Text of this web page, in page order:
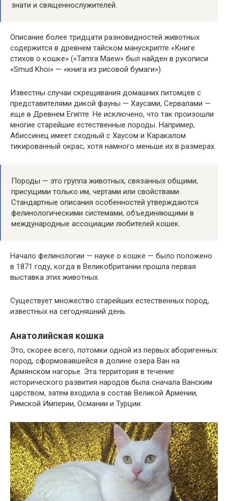
знати и священнослужителей.
Описание более тридцати разновидностей животных
содержится в древнем тайском манускрипте «Книге
стихов о кошке» («Tamra Maew» был найден в рукописи
«Smud Khoi» — «книга из рисовой бумаги»).
Известны случаи скрещивания домашних питомцев с
представителями дикой фауны — Хаусами, Сервалами —
еще в Древнем Египте. Не исключено, что так произошли
многие старейшие естественные породы. Например,
Абиссинец имеет сходный с Хаусом и Каракалом
тикированный окрас, хотя намного меньше их в размерах.
Породы — это группа животных, связанных общими,
присущими только им, чертами или свойствами.
Стандартные описания особенностей утверждаются
фелинологическими системами, объединяющими в
международные ассоциации любителей кошек.
Начало фелинологии — науке о кошке — было положено
в 1871 году, когда в Великобритании прошла первая
выставка этих животных.
Существует множество старейших естественных пород,
известных на сегодняшний день.
Анатолийская кошка
Это, скорее всего, потомки одной из первых аборигенных
пород, сформовавшейся в долине озера Ван на
Армянском нагорье. Эта территория в течение
исторического развития народов была сначала Ванским
царством, затем входила в состав Великой Армении,
Римской Империи, Османии и Турции.